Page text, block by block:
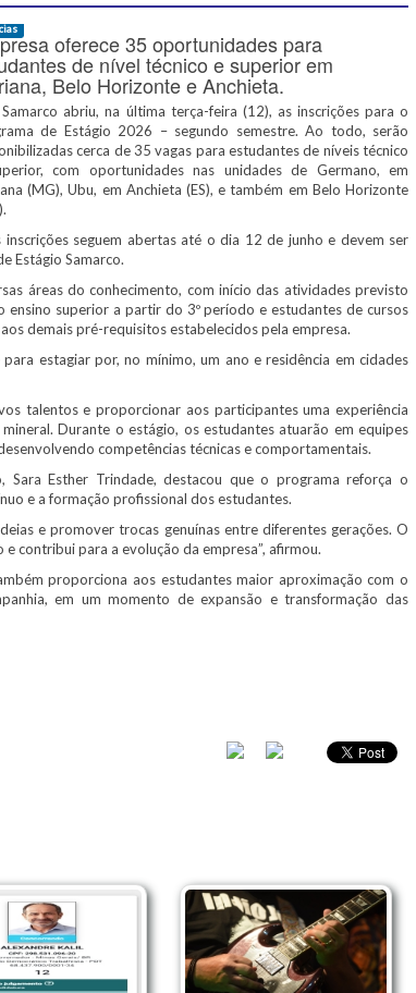
oferece 35 oportunidades para
de nível técnico e superior em
Belo Horizonte e Anchieta.
abriu, na última terça-feira (12), as inscrições para o
de Estágio 2026 – segundo semestre. Ao todo, serão
cerca de 35 vagas para estudantes de níveis técnico
com oportunidades nas unidades de Germano, em
(MG), Ubu, em Anchieta (ES), e também em Belo Horizonte
seguem abertas até o dia 12 de junho e devem ser
Estágio Samarco.
áreas do conhecimento, com início das atividades previsto
superior a partir do 3º período e estudantes de cursos
demais pré-requisitos estabelecidos pela empresa.
estagiar por, no mínimo, um ano e residência em cidades
talentos e proporcionar aos participantes uma experiência
Durante o estágio, os estudantes atuarão em equipes
competências técnicas e comportamentais.
Esther Trindade, destacou que o programa reforça o
e a formação profissional dos estudantes.
e promover trocas genuínas entre diferentes gerações. O
contribui para a evolução da empresa”, afirmou.
proporciona aos estudantes maior aproximação com o
em um momento de expansão e transformação das